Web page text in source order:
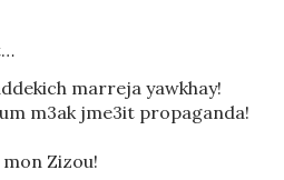
marreja yawkhay!
m3ak jme3it propaganda!
Zizou!